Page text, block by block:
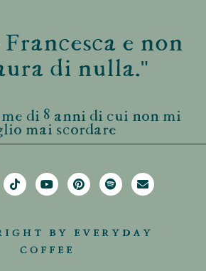
e non
di nulla."
di 8 anni di cui non mi
mai scordare
BY EVERYDAY
COFFEE